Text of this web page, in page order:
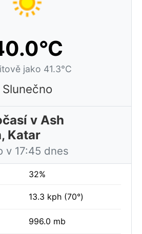
jako 41.3°C
Slunečno
v Ash
Katar
v 17:45 dnes
32%
13.3 kph (70°)
996.0 mb